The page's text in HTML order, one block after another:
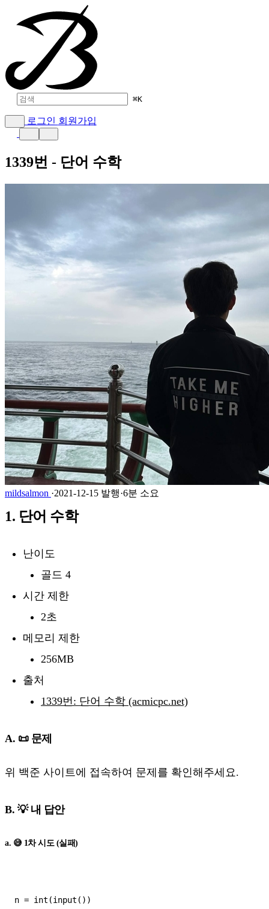
⌘K
로그인 회원가입
1339번 - 단어 수학
mildsalmon ·2021-12-15 발행·6분 소요
1. 단어 수학
난이도
골드 4
시간 제한
2초
메모리 제한
256MB
출처
1339번: 단어 수학 (acmicpc.net)
A. 📜 문제
위 백준 사이트에 접속하여 문제를 확인해주세요.
B. 💡 내 답안
a. 😅 1차 시도 (실패)
n = int(input())